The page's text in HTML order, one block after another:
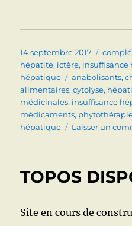
Publié
le
14 septembre 2017
hépatite, ictère,
hépatique
Étiquettes
anabolisants,
alimentaires,cytolyse,
médicinales, insuffisance
médicaments,
hépatique
Laisser un
TOPOS
Site en cours de